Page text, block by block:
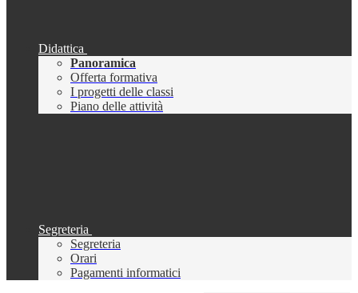
Didattica
Panoramica
Offerta formativa
I progetti delle classi
Piano delle attività
Segreteria
Segreteria
Orari
Pagamenti informatici